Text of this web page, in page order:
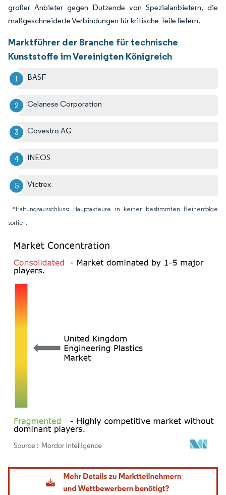
großer Anbieter gegen Dutzende von Spezialanbietern, die
maßgeschneiderte Verbindungen für kritische Teile liefern.
Marktführer der Branche für technische
Kunststoffe im Vereinigten Königreich
BASF
Celanese Corporation
Covestro AG
INEOS
Victrex
*Haftungsausschluss: Hauptakteure in keiner bestimmten Reihenfolge
sortiert
Bild © Mordor Intelligence. Wiederverwendung erfordert Namensnennung gemäß